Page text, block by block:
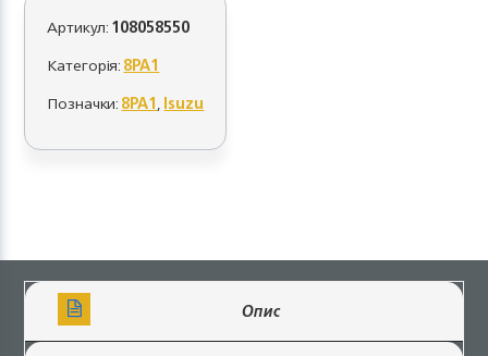
Артикул:108058550
Категорія:8PA1
Позначки:8PA1,Isuzu
Опис